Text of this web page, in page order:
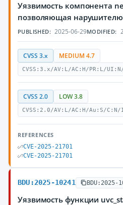
Уязвимость компонента
позволяющая нарушителю
PUBLISHED: 2025-06-29MODIFIED:
CVSS 3.x MEDIUM 4.7
CVSS:3.x/AV:L/AC:H/PR:L/
CVSS 2.0 LOW 3.8
CVSS:2.0/AV:L/AC:H/Au:S/
REFERENCES
CVE-2025-21701
CVE-2025-21701
BDU:2025-10241 BDU:2025-
Уязвимость функции